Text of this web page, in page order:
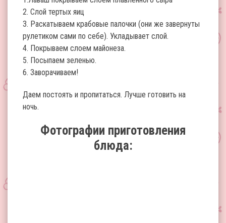
2. Слой тертых яиц
3. Раскатываем крабовые палочки (они же завернуты
рулетиком сами по себе). Укладывает слой.
4. Покрываем слоем майонеза.
5. Посыпаем зеленью.
6. Заворачиваем!
Даем постоять и пропитаться. Лучше готовить на
ночь.
Фотографии приготовления
блюда: